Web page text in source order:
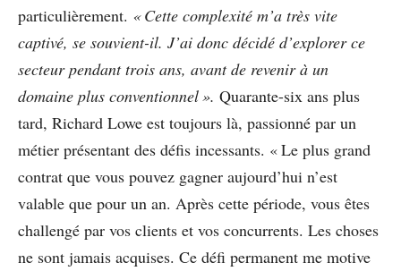
particulièrement. « Cette complexité m’a très vite
captivé, se souvient-il. J’ai donc décidé d’explorer ce
secteur pendant trois ans, avant de revenir à un
domaine plus conventionnel ». Quarante-six ans plus
tard, Richard Lowe est toujours là, passionné par un
métier présentant des défis incessants. « Le plus grand
contrat que vous pouvez gagner aujourd’hui n’est
valable que pour un an. Après cette période, vous êtes
challengé par vos clients et vos concurrents. Les choses
ne sont jamais acquises. Ce défi permanent me motive